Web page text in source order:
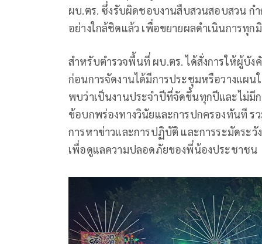
ผบ.ตร. ซึ่งรับผิดชอบงานสืบสวนสอบสวน ก
อย่างใกล้ชิดแล้ว เพื่อขยายผลดำเนินการทุก
สำหรับตำรวจพื้นที่ ผบ.ตร. ได้สั่งการให้ผู้บัง
ก่อนการจัดงานได้มีการประชุมหรือวางแผ
พบว่าเป็นงานประจำปีที่จัดขึ้นทุกปีและไม่มี
ข้อบกพร่องทางวินัยและการปกครองทันที ร
การหาข่าวและการปฏิบัติ และการระมัดระ
เพื่อดูแลความปลอดภัยของพี่น้องประชาชน